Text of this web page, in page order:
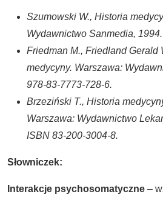
Szumowski W., Historia
Wydawnictwo Sanmedia,
Friedman M., Friedland Gerald
medycyny. Warszawa:
978-83-7773-728-6.
Brzeziński T., Historia
Warszawa: Wydawnictwo
ISBN 83-200-3004-8.
Słowniczek:
Interakcje psychosomatyczne –